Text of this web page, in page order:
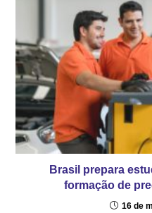
Brasil prepara
formação de
16 de